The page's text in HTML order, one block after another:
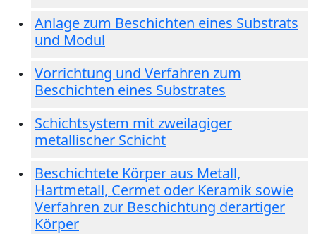
Anlage zum Beschichten eines Substrats
und Modul
Vorrichtung und Verfahren zum
Beschichten eines Substrates
Schichtsystem mit zweilagiger
metallischer Schicht
Beschichtete Körper aus Metall,
Hartmetall, Cermet oder Keramik sowie
Verfahren zur Beschichtung derartiger
Körper